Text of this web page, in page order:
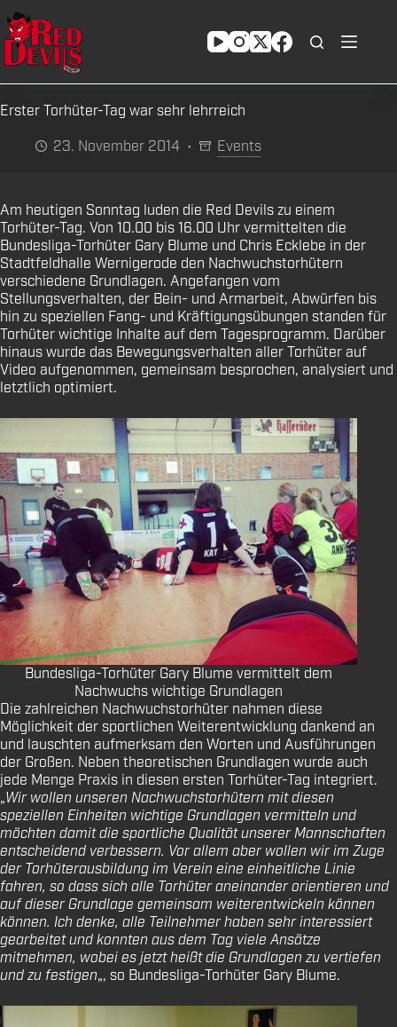
Zum
Inhalt
springen
Erster Torhüter-Tag war sehr lehrreich
23. November 2014
Events
Am heutigen Sonntag luden die Red Devils zu einem
Torhüter-Tag. Von 10.00 bis 16.00 Uhr vermittelten die
Bundesliga-Torhüter Gary Blume und Chris Ecklebe in der
Stadtfeldhalle Wernigerode den Nachwuchstorhütern
verschiedene Grundlagen. Angefangen vom
Stellungsverhalten, der Bein- und Armarbeit, Abwürfen bis
hin zu speziellen Fang- und Kräftigungsübungen standen für
Torhüter wichtige Inhalte auf dem Tagesprogramm. Darüber
hinaus wurde das Bewegungsverhalten aller Torhüter auf
Video aufgenommen, gemeinsam besprochen, analysiert und
letztlich optimiert.
Bundesliga-Torhüter Gary Blume vermittelt dem
Nachwuchs wichtige Grundlagen
Die zahlreichen Nachwuchstorhüter nahmen diese
Möglichkeit der sportlichen Weiterentwicklung dankend an
und lauschten aufmerksam den Worten und Ausführungen
der Großen. Neben theoretischen Grundlagen wurde auch
jede Menge Praxis in diesen ersten Torhüter-Tag integriert.
„Wir wollen unseren Nachwuchstorhütern mit diesen
speziellen Einheiten wichtige Grundlagen vermitteln und
möchten damit die sportliche Qualität unserer Mannschaften
entscheidend verbessern. Vor allem aber wollen wir im Zuge
der Torhüterausbildung im Verein eine einheitliche Linie
fahren, so dass sich alle Torhüter aneinander orientieren und
auf dieser Grundlage gemeinsam weiterentwickeln können
können. Ich denke, alle Teilnehmer haben sehr interessiert
gearbeitet und konnten aus dem Tag viele Ansätze
mitnehmen, wobei es jetzt heißt die Grundlagen zu vertiefen
und zu festigen„, so Bundesliga-Torhüter Gary Blume.